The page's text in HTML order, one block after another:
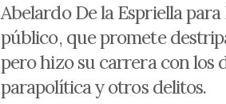
Abelardo De la Espriella
público, que promete
pero hizo su carrera con los
parapolítica y otros delitos.